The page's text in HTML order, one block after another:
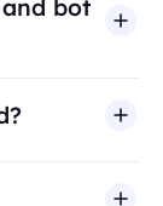
and bot